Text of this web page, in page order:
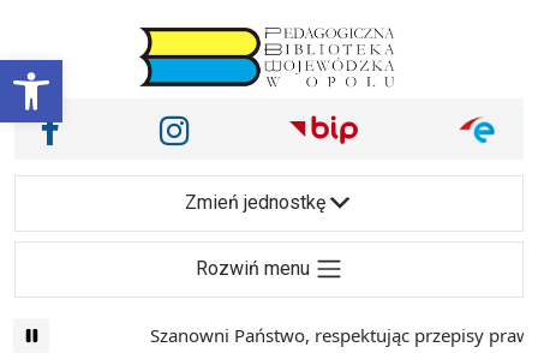
Otwórz pasek narzędzi
Main Navigation
Nasze media społecznościowe i inne
Facebook Instagram
Zmień jednostkę
Rozwiń menu
Szanowni Państwo, respektując przepisy prawa i